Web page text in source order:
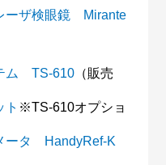
ーザ検眼鏡 Mirante
ム TS-610 （販売
ト ※TS-610オプショ
ータ HandyRef-K